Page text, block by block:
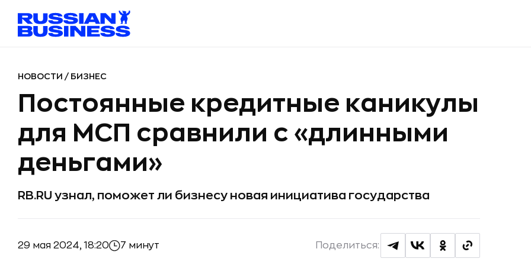
НОВОСТИ / БИЗНЕС
Постоянные кредитные каникулы
для МСП сравнили с «длинными
деньгами»
RB.RU узнал, поможет ли бизнесу новая инициатива государства
29 мая 2024, 18:20 7 минут Поделиться: